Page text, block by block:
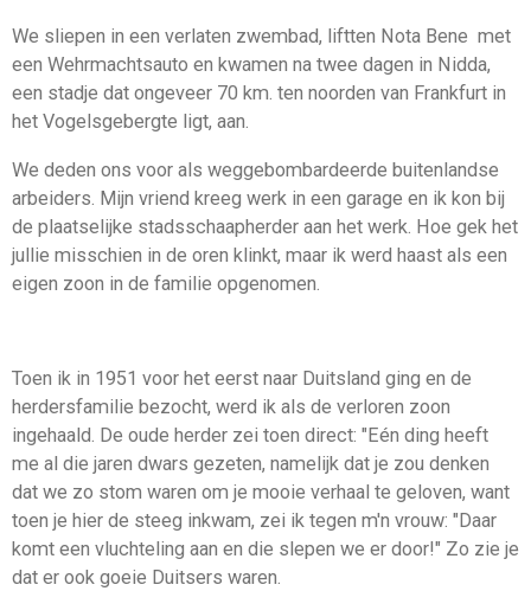
We sliepen in een verlaten zwembad, liftten Nota Bene met
een Wehrmachtsauto en kwamen na twee dagen in Nidda,
een stadje dat ongeveer 70 km. ten noorden van Frankfurt in
het Vogelsgebergte ligt, aan.
We deden ons voor als weggebombardeerde buitenlandse
arbeiders. Mijn vriend kreeg werk in een garage en ik kon bij
de plaatselijke stadsschaapherder aan het werk. Hoe gek het
jullie misschien in de oren klinkt, maar ik werd haast als een
eigen zoon in de familie opgenomen.
Toen ik in 1951 voor het eerst naar Duitsland ging en de
herdersfamilie bezocht, werd ik als de verloren zoon
ingehaald. De oude herder zei toen direct: "Eén ding heeft
me al die jaren dwars gezeten, namelijk dat je zou denken
dat we zo stom waren om je mooie verhaal te geloven, want
toen je hier de steeg inkwam, zei ik tegen m'n vrouw: "Daar
komt een vluchteling aan en die slepen we er door!" Zo zie je
dat er ook goeie Duitsers waren.